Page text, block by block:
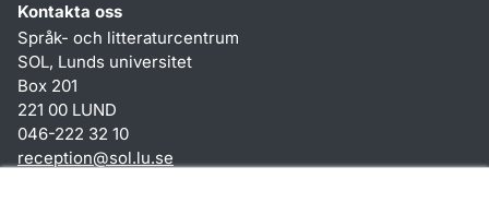
Kontakta oss
Språk- och litteraturcentrum
SOL, Lunds universitet
Box 201
221 00 LUND
046-222 32 10
reception@sol.lu.se